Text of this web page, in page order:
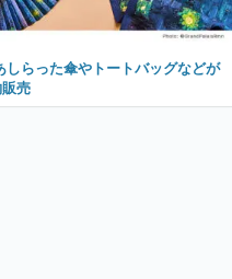
らった傘やトートバッグなどが
売